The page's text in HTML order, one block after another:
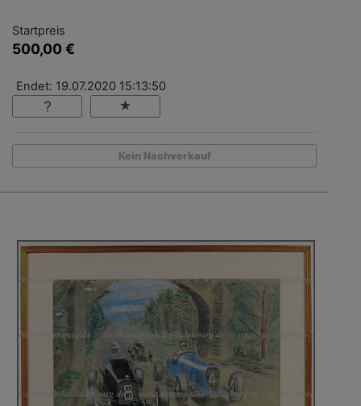
Startpreis
500,00 €
Endet: 19.07.2020 15:13:50
Kein Nachverkauf